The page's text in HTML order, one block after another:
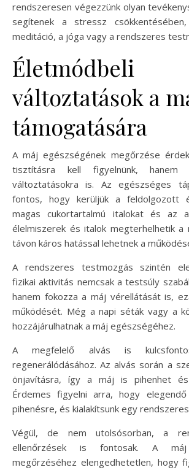
rendszeresen végezzünk olyan
segítenek a stressz
meditáció, a jóga vagy a rendszeres
Életmódbeli
változtatások a
támogatására
A máj egészségének megőrzése
tisztításra kell figyelnünk, hanem
változtatásokra is. Az egészséges
fontos, hogy kerüljük a feldolgozott
magas cukortartalmú italokat és az
élelmiszerek és italok megterhelhetik a
távon káros hatással lehetnek a
A rendszeres testmozgás szintén
fizikai aktivitás nemcsak a testsúly
hanem fokozza a máj vérellátását is,
működését. Még a napi séták vagy a
hozzájárulhatnak a máj egészségéhez.
A megfelelő alvás is
regenerálódásához. Az alvás során a
önjavításra, így a máj is pihenhet és
Érdemes figyelni arra, hogy
pihenésre, és kialakítsunk egy
Végül, de nem utolsósorban, a
ellenőrzések is fontosak. A máj
megőrzéséhez elengedhetetlen, hogy